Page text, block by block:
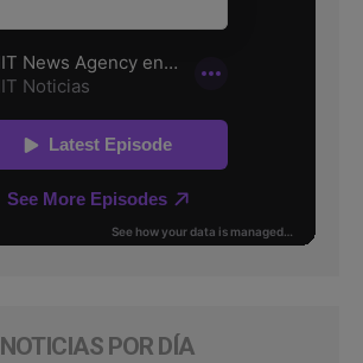
NOTICIAS POR DÍA